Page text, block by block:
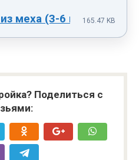
меха (3-6 мес).pdf
165.47 KB
Поделиться с